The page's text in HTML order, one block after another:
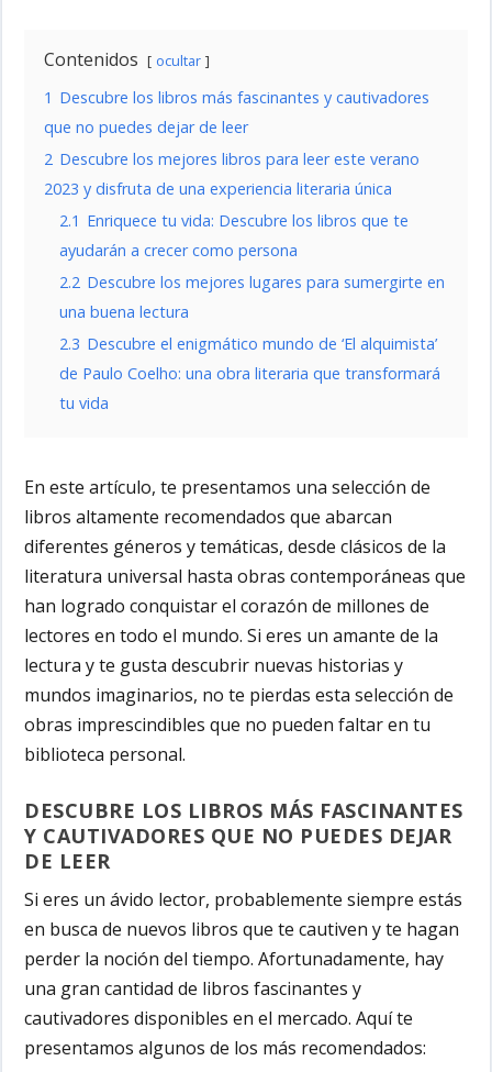
Contenidos ocultar
1 Descubre los libros más fascinantes y cautivadores
que no puedes dejar de leer
2 Descubre los mejores libros para leer este verano
2023 y disfruta de una experiencia literaria única
2.1 Enriquece tu vida: Descubre los libros que te
ayudarán a crecer como persona
2.2 Descubre los mejores lugares para sumergirte en
una buena lectura
2.3 Descubre el enigmático mundo de ‘El alquimista’
de Paulo Coelho: una obra literaria que transformará
tu vida
En este artículo, te presentamos una selección de
libros altamente recomendados que abarcan
diferentes géneros y temáticas, desde clásicos de la
literatura universal hasta obras contemporáneas que
han logrado conquistar el corazón de millones de
lectores en todo el mundo. Si eres un amante de la
lectura y te gusta descubrir nuevas historias y
mundos imaginarios, no te pierdas esta selección de
obras imprescindibles que no pueden faltar en tu
biblioteca personal.
DESCUBRE LOS LIBROS MÁS FASCINANTES
Y CAUTIVADORES QUE NO PUEDES DEJAR
DE LEER
Si eres un ávido lector, probablemente siempre estás
en busca de nuevos libros que te cautiven y te hagan
perder la noción del tiempo. Afortunadamente, hay
una gran cantidad de libros fascinantes y
cautivadores disponibles en el mercado. Aquí te
presentamos algunos de los más recomendados: